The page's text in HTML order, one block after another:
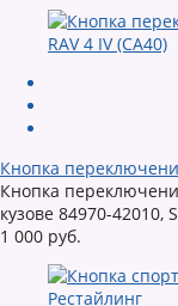
Кнопка
Кнопка
кузове 84970-42010,
1 000 руб.